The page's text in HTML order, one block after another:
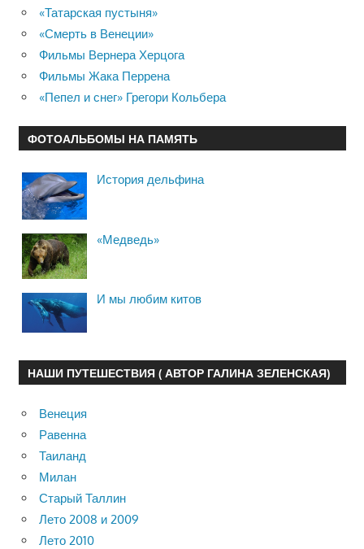
«Татарская пустыня»
«Смерть в Венеции»
Фильмы Вернера Херцога
Фильмы Жака Перрена
«Пепел и снег» Грегори Кольбера
ФОТОАЛЬБОМЫ НА ПАМЯТЬ
История дельфина
«Медведь»
И мы любим китов
НАШИ ПУТЕШЕСТВИЯ ( АВТОР ГАЛИНА ЗЕЛЕНСКАЯ)
Венеция
Равенна
Таиланд
Милан
Старый Таллин
Лето 2008 и 2009
Лето 2010